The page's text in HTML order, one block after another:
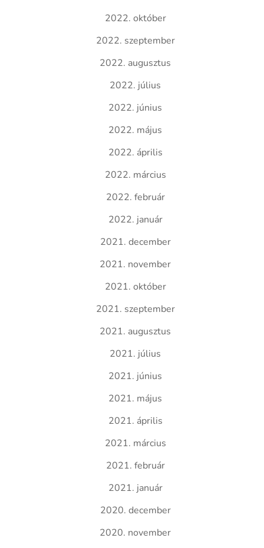
2022. október
2022. szeptember
2022. augusztus
2022. július
2022. június
2022. május
2022. április
2022. március
2022. február
2022. január
2021. december
2021. november
2021. október
2021. szeptember
2021. augusztus
2021. július
2021. június
2021. május
2021. április
2021. március
2021. február
2021. január
2020. december
2020. november